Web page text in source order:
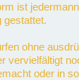
ist
gestattet.
ohne
vervielfältigt
oder in